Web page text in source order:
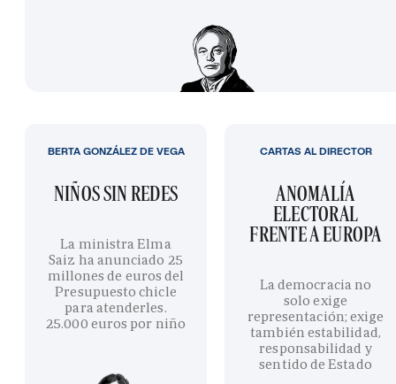
NIÑOS SIN REDES
La ministra Elma
Saiz ha anunciado 25
millones de euros del
Presupuesto chicle
para atenderles.
25.000 euros por niño
BERTA GONZÁLEZ DE VEGA
ANOMALÍA
ELECTORAL
FRENTE A EUROPA
La democracia no
solo exige
representación; exige
también estabilidad,
responsabilidad y
sentido de Estado
CARTAS AL DIRECTOR